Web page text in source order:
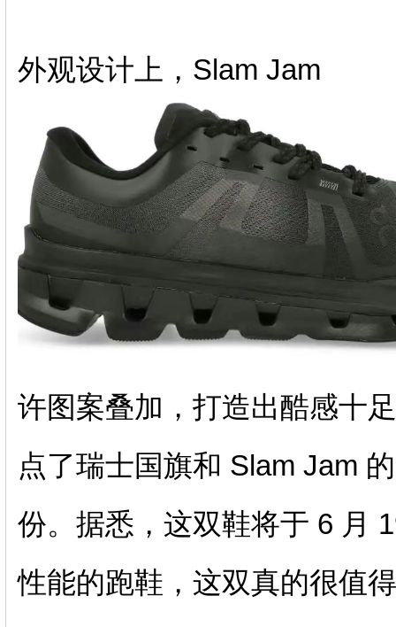
外观设计上，Slam Jam
许图案叠加，打造出酷感十
点了瑞士国旗和 Slam Jam
份。据悉，这双鞋将于 6 月
性能的跑鞋，这双真的很值